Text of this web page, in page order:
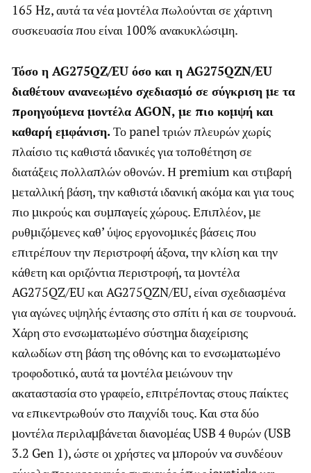
165 Hz, αυτά τα νέα μοντέλα πωλούνται σε χάρτινη
συσκευασία που είναι 100% ανακυκλώσιμη.
Τόσο η AG275QZ/EU όσο και η AG275QZN/EU
διαθέτουν ανανεωμένο σχεδιασμό σε σύγκριση με τα
προηγούμενα μοντέλα AGON, με πιο κομψή και
καθαρή εμφάνιση.Το panel τριών πλευρών χωρίς
πλαίσιο τις καθιστά ιδανικές για τοποθέτηση σε
διατάξεις πολλαπλών οθονών. Η premium και στιβαρή
μεταλλική βάση, την καθιστά ιδανική ακόμα και για τους
πιο μικρούς και συμπαγείς χώρους. Επιπλέον, με
ρυθμιζόμενες καθ’ ύψος εργονομικές βάσεις που
επιτρέπουν την περιστροφή άξονα, την κλίση και την
κάθετη και οριζόντια περιστροφή, τα μοντέλα
AG275QZ/EU και AG275QZN/EU, είναι σχεδιασμένα
για αγώνες υψηλής έντασης στο σπίτι ή και σε τουρνουά.
Χάρη στο ενσωματωμένο σύστημα διαχείρισης
καλωδίων στη βάση της οθόνης και το ενσωματωμένο
τροφοδοτικό, αυτά τα μοντέλα μειώνουν την
ακαταστασία στο γραφείο, επιτρέποντας στους παίκτες
να επικεντρωθούν στο παιχνίδι τους. Και στα δύο
μοντέλα περιλαμβάνεται διανομέας USB 4 θυρών (USB
3.2 Gen 1), ώστε οι χρήστες να μπορούν να συνδέουν